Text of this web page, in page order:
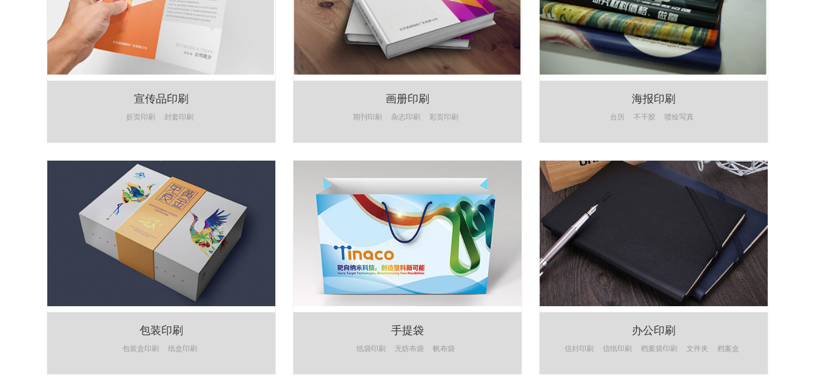
宣传品印刷
折页印刷 封套印刷
画册印刷
期刊印刷 杂志印刷 彩页印刷
海报印刷
台历 不干胶 喷绘写真
包装印刷
包装盒印刷 纸盒印刷
手提袋
纸袋印刷 无纺布袋 帆布袋
办公印刷
信封印刷 信纸印刷 档案袋印刷 文件夹 档案盒